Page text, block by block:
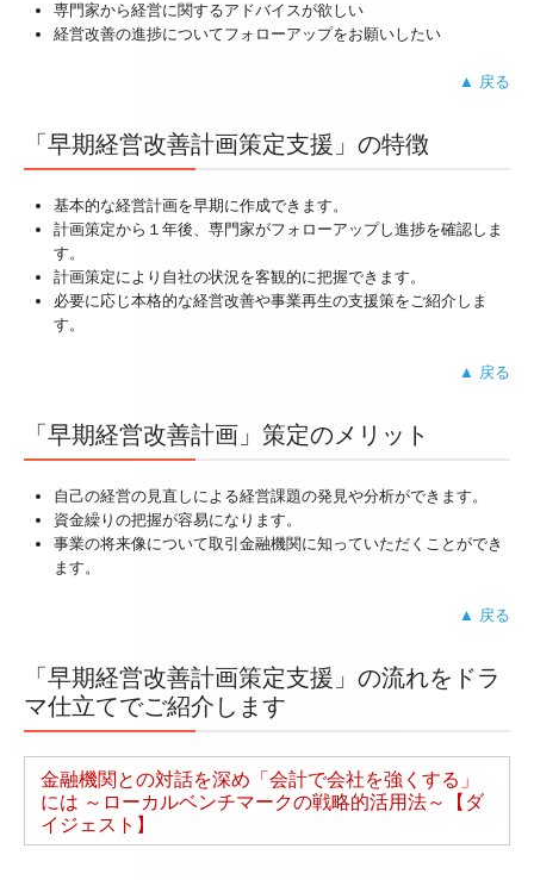
専門家から経営に関するアドバイスが欲しい
経営改善の進捗についてフォローアップをお願いしたい
▲ 戻る
「早期経営改善計画策定支援」の特徴
基本的な経営計画を早期に作成できます。
計画策定から１年後、専門家がフォローアップし進捗を確認しま
す。
計画策定により自社の状況を客観的に把握できます。
必要に応じ本格的な経営改善や事業再生の支援策をご紹介しま
す。
▲ 戻る
「早期経営改善計画」策定のメリット
自己の経営の見直しによる経営課題の発見や分析ができます。
資金繰りの把握が容易になります。
事業の将来像について取引金融機関に知っていただくことができ
ます。
▲ 戻る
「早期経営改善計画策定支援」の流れをドラ
マ仕立てでご紹介します
金融機関との対話を深め「会計で会社を強くする」
には ～ローカルベンチマークの戦略的活用法～【ダ
イジェスト】